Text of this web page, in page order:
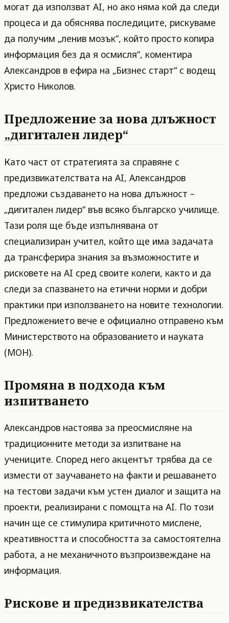
могат да използват AI, но ако няма кой да следи
процеса и да обяснява последиците, рискуваме
да получим „ленив мозък“, който просто копира
информация без да я осмисля“, коментира
Александров в ефира на „Бизнес старт“ с водещ
Христо Николов.
Предложение за нова длъжност
„дигитален лидер“
Като част от стратегията за справяне с
предизвикателствата на AI, Александров
предложи създаването на нова длъжност –
„дигитален лидер“ във всяко българско училище.
Тази роля ще бъде изпълнявана от
специализиран учител, който ще има задачата
да трансферира знания за възможностите и
рисковете на AI сред своите колеги, както и да
следи за спазването на етични норми и добри
практики при използването на новите технологии.
Предложението вече е официално отправено към
Министерството на образованието и науката
(МОН).
Промяна в подхода към
изпитването
Александров настоява за преосмисляне на
традиционните методи за изпитване на
учениците. Според него акцентът трябва да се
измести от заучаването на факти и решаването
на тестови задачи към устен диалог и защита на
проекти, реализирани с помощта на AI. По този
начин ще се стимулира критичното мислене,
креативността и способността за самостоятелна
работа, а не механичното възпроизвеждане на
информация.
Рискове и предизвикателства